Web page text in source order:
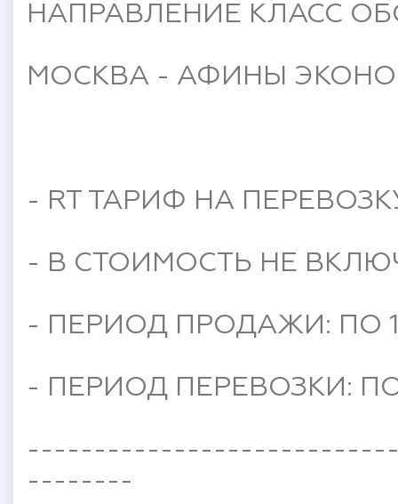
НАПРАВЛЕНИЕ КЛАСС
МОСКВА - АФИНЫ
- RT ТАРИФ НА
- В СТОИМОСТЬ НЕ
- ПЕРИОД ПРОДАЖИ: ПО
- ПЕРИОД ПЕРЕВОЗКИ: ПО
--------